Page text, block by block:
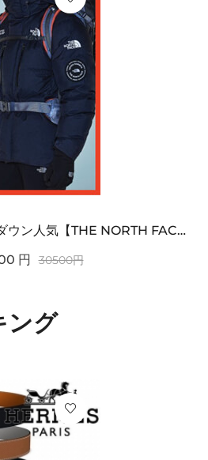
ノースフェイス 偽物 ダウン人気【THE NORTH FACE】M'S 7 SUMMIT HIM...
円 30500円
ング